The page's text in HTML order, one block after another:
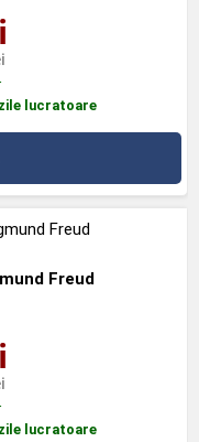
lucratoare
Freud
lucratoare